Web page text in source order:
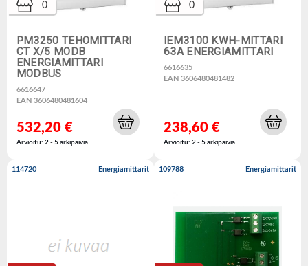
PM3250 TEHOMITTARI
CT X/5 MODB
ENERGIAMITTARI
MODBUS
6616647
EAN 3606480481604
0
532,20 €
Arvioitu: 2 - 5 arkipäiviä
IEM3100 KWH-MITTARI
63A ENERGIAMITTARI
6616635
EAN 3606480481482
0
238,60 €
Arvioitu: 2 - 5 arkipäiviä
114720 Energiamittarit 109788 Energiamittarit